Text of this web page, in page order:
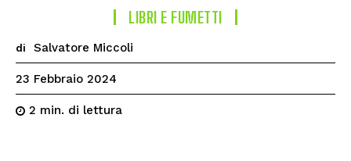
LIBRI E FUMETTI
di Salvatore Miccoli
23 Febbraio 2024
2 min. di lettura